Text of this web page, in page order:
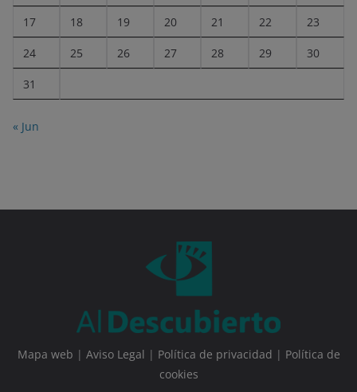
17 18 19 20 21 22 23
24 25 26 27 28 29 30
31
« Jun
Mapa web | Aviso Legal | Política de privacidad | Política de
cookies